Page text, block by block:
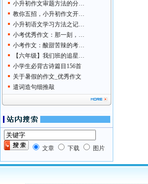
小升初作文审题方法的分…
教你五招，小升初作文开…
小升初语文学习方法之记…
小考优秀作文：那一刻，…
小考作文：酸甜苦辣的考…
【六年级】我们班的追星…
小学生必背古诗篇目156首
关于暑假的作文_优秀作文
遣词造句细推敲
文章 下载 图片